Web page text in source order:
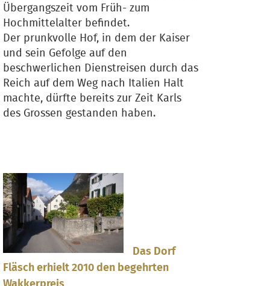
Übergangszeit vom Früh- zum
Hochmittelalter befindet.
Der prunkvolle Hof, in dem der Kaiser
und sein Gefolge auf den
beschwerlichen Dienstreisen durch das
Reich auf dem Weg nach Italien Halt
machte, dürfte bereits zur Zeit Karls
des Grossen gestanden haben.
Das Dorf
Fläsch erhielt 2010 den begehrten